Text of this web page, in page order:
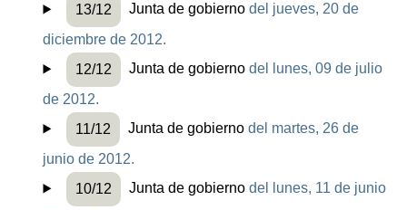
13/12
Junta de gobiernodel jueves, 20 de
diciembre de 2012.
12/12
Junta de gobiernodel lunes, 09 de julio
de 2012.
11/12
Junta de gobiernodel martes, 26 de
junio de 2012.
10/12
Junta de gobiernodel lunes, 11 de junio